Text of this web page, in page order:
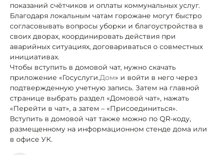
показаний счётчиков и оплаты коммунальных услуг.
Благодаря локальным чатам горожане могут быстро
согласовывать вопросы уборки и благоустройства в
своих дворах, координировать действия при
аварийных ситуациях, договариваться о совместных
инициативах.
Чтобы вступить в домовой чат, нужно скачать
приложение «Госуслуги.Дом» и войти в него через
подтвержденную учетную запись. Затем на главной
странице выбрать раздел «Домовой чат», нажать
«Перейти в чат», а затем – «Присоединиться».
Вступить в домовой чат также можно по QR-коду,
размещенному на информационном стенде дома или
в офисе УК.